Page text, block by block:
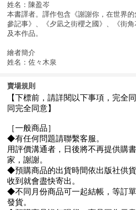
姓名：陳盈岑
本書譯者。譯作包含《謝謝你，在世界
參記事》、《夕凪之街櫻之國》、《街角
及本作品。
繪者簡介
姓名：佐々木泉
賣場規則